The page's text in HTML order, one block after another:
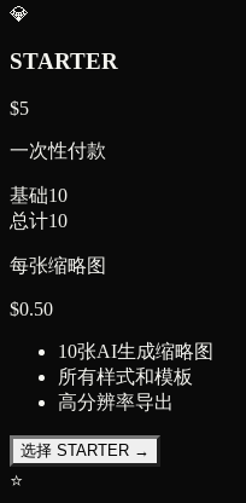
💎
STARTER
$5
一次性付款
基础10
总计10
每张缩略图
$0.50
10张AI生成缩略图
所有样式和模板
高分辨率导出
选择 STARTER →
⭐